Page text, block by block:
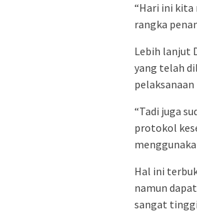
“Hari ini kita
rangka
Lebih lanjut
yang telah
“Tadi juga
protokol
Hal ini
namun
sangat